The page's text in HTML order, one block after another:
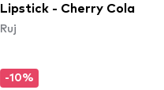
Lipstick - Cherry Cola
Ruj
-10%